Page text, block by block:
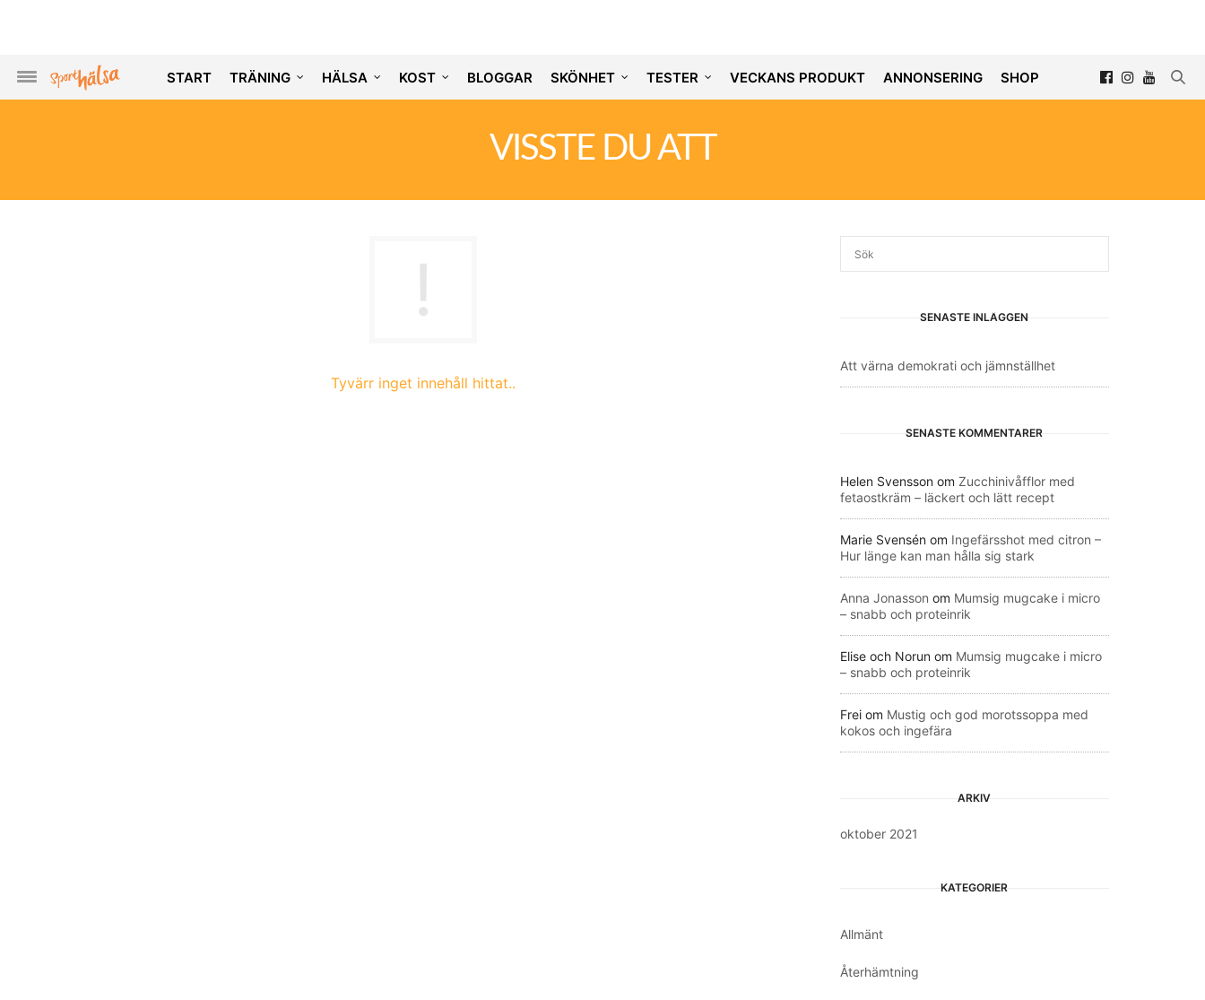
START TRÄNING HÄLSA KOST BLOGGAR SKÖNHET TESTER VECKANS PRODUKT ANNONSERING SHOP
VISSTE DU ATT
Tyvärr inget innehåll hittat..
SENASTE INLÄGGEN
Att värna demokrati och jämnställhet
SENASTE KOMMENTARER
Helen Svensson om Zucchinivåfflor med
fetaostkräm – läckert och lätt recept
Marie Svensén om Ingefärsshot med citron –
Hur länge kan man hålla sig stark
Anna Jonasson om Mumsig mugcake i micro
– snabb och proteinrik
Elise och Norun om Mumsig mugcake i micro
– snabb och proteinrik
Frei om Mustig och god morotssoppa med
kokos och ingefära
ARKIV
oktober 2021
KATEGORIER
Allmänt
Återhämtning